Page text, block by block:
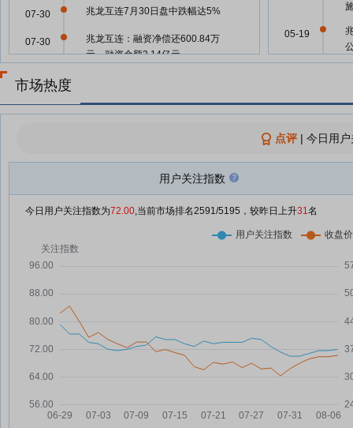
兆龙互连7月30日盘中跌幅达5%
07-30
兆龙互连：融资净偿还600.84万
元，融资余额3.14亿元
07-30
07-29
兆龙互连：融资净偿还454.99万
元，融资余额3.24亿元
07-24
元，融资余额3.29亿元
兆龙互连：融资净偿还912.37万
07-22
兆龙互连7月21日盘中跌幅达5%
兆龙互连7月21日快速回调
05-19
05-13
04-28
04-28
市场热度
点评| 今日用
用户关注指数
今日用户关注指数为72.00,当前市场排名2591/5195，较昨日上升31名